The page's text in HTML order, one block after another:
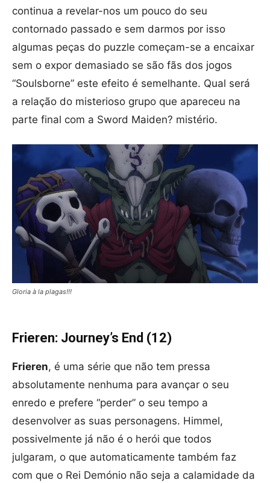
continua a revelar-nos um pouco do seu
contornado passado e sem darmos por isso
algumas peças do puzzle começam-se a encaixar
sem o expor demasiado se são fãs dos jogos
“Soulsborne” este efeito é semelhante. Qual será
a relação do misterioso grupo que apareceu na
parte final com a Sword Maiden? mistério.
Gloria à la plagas!!!
Frieren: Journey’s End (12)
Frieren, é uma série que não tem pressa
absolutamente nenhuma para avançar o seu
enredo e prefere “perder” o seu tempo a
desenvolver as suas personagens. Himmel,
possivelmente já não é o herói que todos
julgaram, o que automaticamente também faz
com que o Rei Demónio não seja a calamidade da